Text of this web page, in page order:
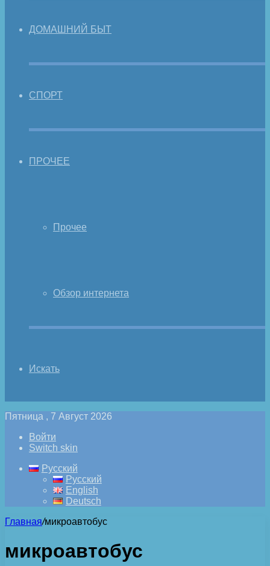
ДОМАШНИЙ БЫТ
СПОРТ
ПРОЧЕЕ
Прочее
Обзор интернета
Искать
Пятница , 7 Август 2026
Войти
Switch skin
Русский
Русский
English
Deutsch
Главная/микроавтобус
микроавтобус